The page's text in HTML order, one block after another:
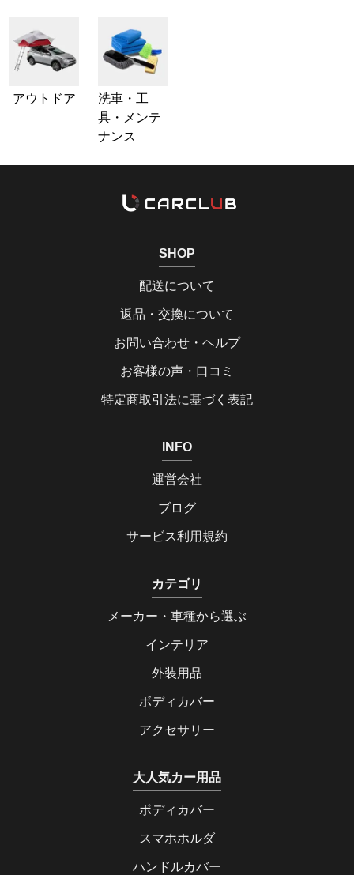
アウトドア
洗車・工
具・メンテ
ナンス
SHOP
配送について
返品・交換について
お問い合わせ・ヘルプ
お客様の声・口コミ
特定商取引法に基づく表記
INFO
運営会社
ブログ
サービス利用規約
カテゴリ
メーカー・車種から選ぶ
インテリア
外装用品
ボディカバー
アクセサリー
大人気カー用品
ボディカバー
スマホホルダ
ハンドルカバー